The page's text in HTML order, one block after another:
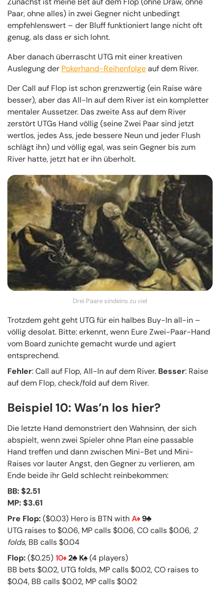
Paar, ohne alles) in zwei Gegner nicht unbedingt
empfehlenswert – der Bluff funktioniert lange nicht oft
genug, als dass er sich lohnt.
Aber danach überrascht UTG mit einer kreativen
Auslegung der Pokerhand-Reihenfolgeauf dem River.
Der Call auf Flop ist schon grenzwertig (ein Raise wäre
besser), aber das All-In auf dem River ist ein kompletter
mentaler Aussetzer. Das zweite Ass auf dem River
zerstört UTGs Hand völlig (seine Zwei Paar sind jetzt
wertlos, jedes Ass, jede bessere Neun und jeder Flush
schlägt ihn) und völlig egal, was sein Gegner bis zum
River hatte, jetzt hat er ihn überholt.
Drei Paare sindeins zu viel
Trotzdem geht geht UTG für ein halbes Buy-In all-in –
völlig desolat. Bitte: erkennt, wenn Eure Zwei-Paar-Hand
vom Board zunichte gemacht wurde und agiert
entsprechend.
Fehler: Call auf Flop, All-In auf dem River. Besser: Raise
auf dem Flop, check/fold auf dem River.
Beispiel 10: Was’n los hier?
Die letzte Hand demonstriert den Wahnsinn, der sich
abspielt, wenn zwei Spieler ohne Plan eine passable
Hand treffen und dann zwischen Mini-Bet und Mini-
Raises vor lauter Angst, den Gegner zu verlieren, am
Ende beide ihr Geld schlecht reinbekommen:
BB: $2.51
MP: $3.61
Pre Flop:($0.03) Hero is BTN withA 9
UTG raises to $0.06, MP calls $0.06, CO calls $0.06, 2
folds, BB calls $0.04
Flop:($0.25)10 2 K (4 players)
BB bets $0.02, UTG folds, MP calls $0.02, CO raises to
$0.04, BB calls $0.02, MP calls $0.02